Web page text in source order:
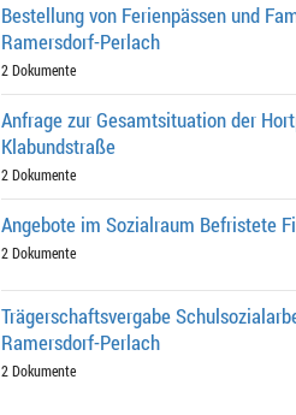
Bestellung von Ferienpässen und
Ramersdorf-Perlach
2 Dokumente
Anfrage zur Gesamtsituation der
Klabundstraße
2 Dokumente
Angebote im Sozialraum Befristete
2 Dokumente
Trägerschaftsvergabe
Ramersdorf-Perlach
2 Dokumente